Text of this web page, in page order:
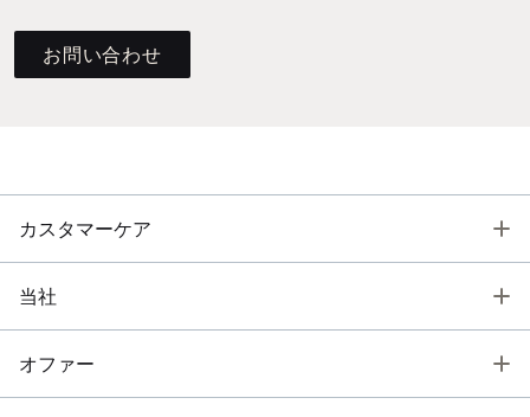
お問い合わせ
カスタマーケア
当社
オファー